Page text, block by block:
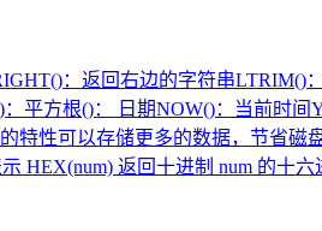
：返回右边的字符串LTRIM()
平方根()： 日期NOW()：当前时
性可以存储更多的数据，节省磁
HEX(num) 返回十进制 num 的十